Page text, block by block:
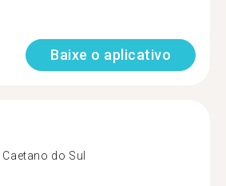
Baixe o aplicativo
Caetano do Sul